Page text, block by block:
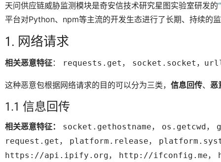
天问供应链威胁监测模块是奇安信技术研究星图实验室研发的
平台对Python、npm等主流的开发生态进行了长期、持续的
1. 网络请求
相关恶意特征： requests.get ， socket.socket ，
这种恶意包根据网络请求的目的可以分为三类， 信息回传、 恶
1.1 信息回传
相关恶意特征： socket.gethostname， os.getcwd，
request.get ， platform.release，
https://api.ipify.org， http://ifconfig.me，